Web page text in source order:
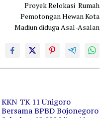
Proyek Relokasi Rumah
Pemotongan Hewan Kota
Madiun diduga Asal-Asalan
KKN TK 11 Unigoro
Bersama BPBD Bojonegoro